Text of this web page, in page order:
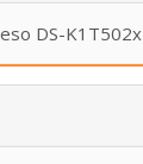
DS-K1T502x